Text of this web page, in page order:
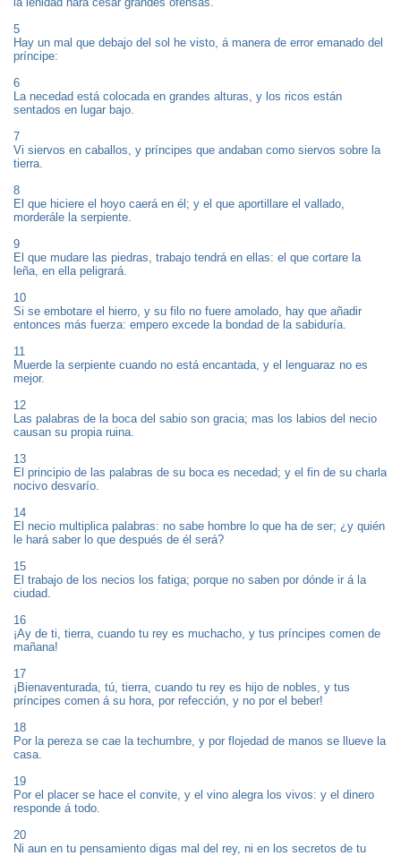
5
Hay un mal que debajo del sol he visto, á manera de error emanado del
príncipe:
6
La necedad está colocada en grandes alturas, y los ricos están
sentados en lugar bajo.
7
Vi siervos en caballos, y príncipes que andaban como siervos sobre la
tierra.
8
El que hiciere el hoyo caerá en él; y el que aportillare el vallado,
morderále la serpiente.
9
El que mudare las piedras, trabajo tendrá en ellas: el que cortare la
leña, en ella peligrará.
10
Si se embotare el hierro, y su filo no fuere amolado, hay que añadir
entonces más fuerza: empero excede la bondad de la sabiduría.
11
Muerde la serpiente cuando no está encantada, y el lenguaraz no es
mejor.
12
Las palabras de la boca del sabio son gracia; mas los labios del necio
causan su propia ruina.
13
El principio de las palabras de su boca es necedad; y el fin de su charla
nocivo desvarío.
14
El necio multiplica palabras: no sabe hombre lo que ha de ser; ¿y quién
le hará saber lo que después de él será?
15
El trabajo de los necios los fatiga; porque no saben por dónde ir á la
ciudad.
16
¡Ay de ti, tierra, cuando tu rey es muchacho, y tus príncipes comen de
mañana!
17
¡Bienaventurada, tú, tierra, cuando tu rey es hijo de nobles, y tus
príncipes comen á su hora, por refección, y no por el beber!
18
Por la pereza se cae la techumbre, y por flojedad de manos se llueve la
casa.
19
Por el placer se hace el convite, y el vino alegra los vivos: y el dinero
responde á todo.
20
Ni aun en tu pensamiento digas mal del rey, ni en los secretos de tu